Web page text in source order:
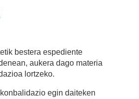
bestera espediente
aukera dago materia
lortzeko.
egin daiteken